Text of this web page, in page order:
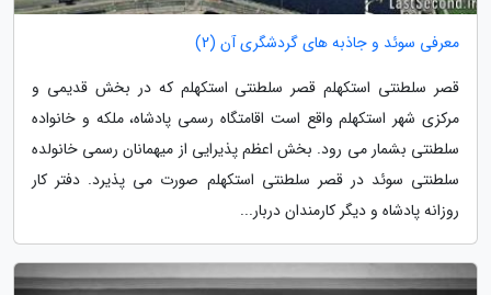
معرفی سوئد و جاذبه های گردشگری آن (2)
قصر سلطنتی استکهلم قصر سلطنتی استکهلم که در بخش قدیمی و
مرکزی شهر استکهلم واقع است اقامتگاه رسمی پادشاه، ملکه و خانواده
سلطنتی بشمار می رود. بخش اعظم پذیرایی از میهمانان رسمی خانولده
سلطنتی سوئد در قصر سلطنتی استکهلم صورت می پذیرد. دفتر کار
روزانه پادشاه و دیگر کارمندان دربار...